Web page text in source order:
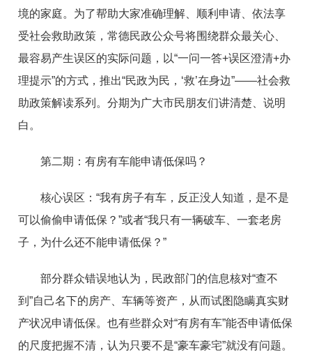
境的家庭。为了帮助大家准确理解、顺利申请、依法享
受社会救助政策，常德民政公众号将围绕群众最关心、
最容易产生误区的实际问题，以“一问一答+误区澄清+办
理提示”的方式，推出“民政为民，‘救’在身边”——社会救
助政策解读系列。分期为广大市民朋友们讲清楚、说明
白。
第二期：有房有车能申请低保吗？
核心误区：“我有房子有车，反正没人知道，是不是
可以偷偷申请低保？”或者“我只有一辆破车、一套老房
子，为什么还不能申请低保？”
部分群众错误地认为，民政部门的信息核对“查不
到”自己名下的房产、车辆等资产，从而试图隐瞒真实财
产状况申请低保。也有些群众对“有房有车”能否申请低保
的尺度把握不清，认为只要不是“豪车豪宅”就没有问题。